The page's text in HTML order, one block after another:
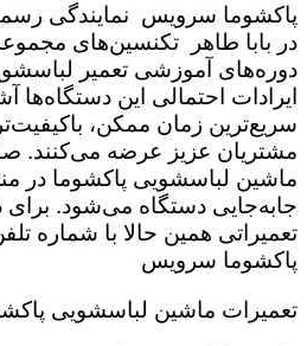
پاکشوما سرویس نمایندگی
در بابا طاهر تکنسین‌های
دوره‌های آموزشی تعمیر
ایرادات احتمالی این دستگاه‌ها
سریع‌ترین زمان ممکن،
مشتریان عزیز عرضه می‌کنند.
ماشین لباسشویی پاکشوما در
جابه‌جایی دستگاه می‌شود. برای
تعمیراتی همین حالا با شماره
پاکشوما سرویس
تعمیرات ماشین لباسشویی